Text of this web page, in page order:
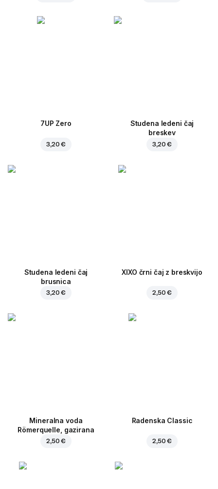
7UP Zero
3,20 €
Studena ledeni čaj
breskev
3,20 €
Studena ledeni čaj
brusnica
3,20 €
XIXO črni čaj z breskvijo
2,50 €
Mineralna voda
Römerquelle, gazirana
2,50 €
Radenska Classic
2,50 €